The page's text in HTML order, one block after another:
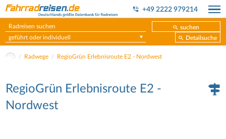
+49 2222 979214
suchen
geführt oder individuell
Detailsuche
Radwege RegioGrün Erlebnisroute E2 - Nordwest
RegioGrün Erlebnisroute E2 -
Nordwest